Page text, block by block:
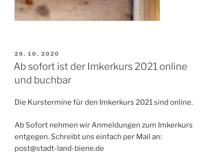
VERÖFFENTLICHT
AM
29. 10. 2020
Ab sofort ist der Imkerkurs 2021 online
und buchbar
Die Kurstermine für den Imkerkurs 2021 sind online.
Ab Sofort nehmen wir Anmeldungen zum Imkerkurs
entgegen. Schreibt uns einfach per Mail an:
post@stadt-land-biene.de